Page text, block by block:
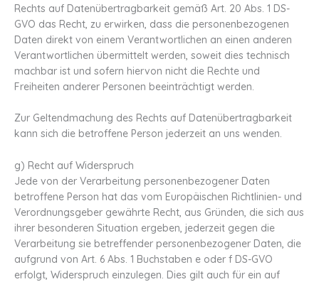
Rechts auf Datenübertragbarkeit gemäß Art. 20 Abs. 1 DS-
GVO das Recht, zu erwirken, dass die personenbezogenen
Daten direkt von einem Verantwortlichen an einen anderen
Verantwortlichen übermittelt werden, soweit dies technisch
machbar ist und sofern hiervon nicht die Rechte und
Freiheiten anderer Personen beeinträchtigt werden.
Zur Geltendmachung des Rechts auf Datenübertragbarkeit
kann sich die betroffene Person jederzeit an uns wenden.
g) Recht auf Widerspruch
Jede von der Verarbeitung personenbezogener Daten
betroffene Person hat das vom Europäischen Richtlinien- und
Verordnungsgeber gewährte Recht, aus Gründen, die sich aus
ihrer besonderen Situation ergeben, jederzeit gegen die
Verarbeitung sie betreffender personenbezogener Daten, die
aufgrund von Art. 6 Abs. 1 Buchstaben e oder f DS-GVO
erfolgt, Widerspruch einzulegen. Dies gilt auch für ein auf